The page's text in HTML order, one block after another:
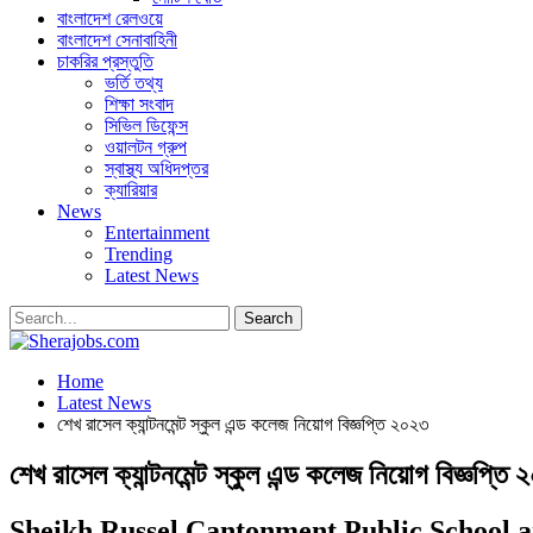
বাংলাদেশ রেলওয়ে
বাংলাদেশ সেনাবাহিনী
চাকরির প্রস্তুতি
ভর্তি তথ্য
শিক্ষা সংবাদ
সিভিল ডিফেন্স
ওয়ালটন গ্রুপ
স্বাস্থ্য অধিদপ্তর
ক্যারিয়ার
News
Entertainment
Trending
Latest News
Home
Latest News
শেখ রাসেল ক্যান্টনমেন্ট স্কুল এন্ড কলেজ নিয়োগ বিজ্ঞপ্তি ২০২৩
শেখ রাসেল ক্যান্টনমেন্ট স্কুল এন্ড কলেজ নিয়োগ বিজ্ঞপ্তি